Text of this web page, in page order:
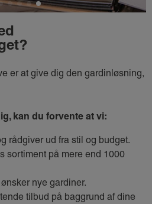
er at give dig den gardinløsning,
kan du forvente at vi:
rådgiver ud fra stil og budget.
sortiment på mere end 1000
nye gardiner.
tilbud på baggrund af dine